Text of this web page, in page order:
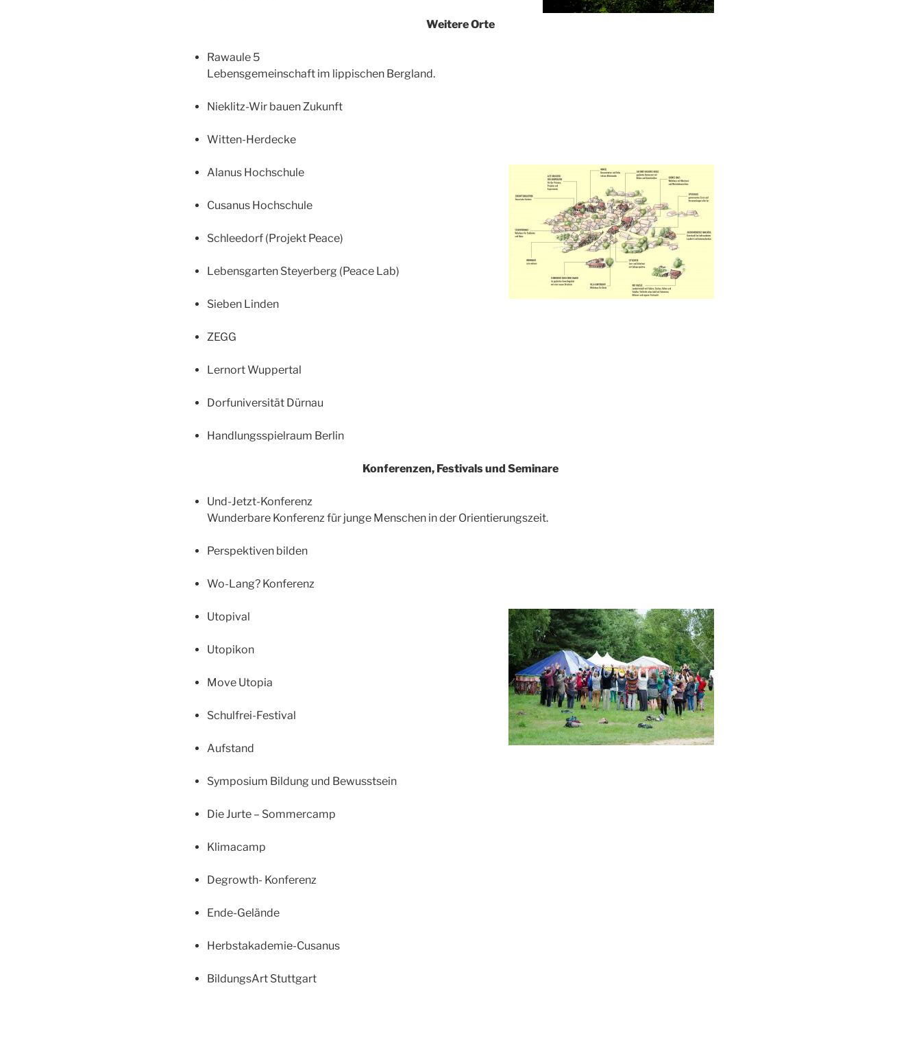
Weitere Orte
Rawaule 5
Lebensgemeinschaft im lippischen Bergland.
Nieklitz-Wir bauen Zukunft
Witten-Herdecke
Alanus Hochschule
Cusanus Hochschule
Schleedorf (Projekt Peace)
Lebensgarten Steyerberg (Peace Lab)
Sieben Linden
ZEGG
Lernort Wuppertal
Dorfuniversität Dürnau
Handlungsspielraum Berlin
Konferenzen, Festivals und Seminare
Und-Jetzt-Konferenz
Wunderbare Konferenz für junge Menschen in der Orientierungszeit.
Perspektiven bilden
Wo-Lang? Konferenz
Utopival
Utopikon
Move Utopia
Schulfrei-Festival
Aufstand
Symposium Bildung und Bewusstsein
Die Jurte – Sommercamp
Klimacamp
Degrowth- Konferenz
Ende-Gelände
Herbstakademie-Cusanus
BildungsArt Stuttgart